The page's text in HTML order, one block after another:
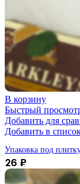
В корзину
Быстрый
Добавить для
Добавить в
Упаковка под
26 ₽